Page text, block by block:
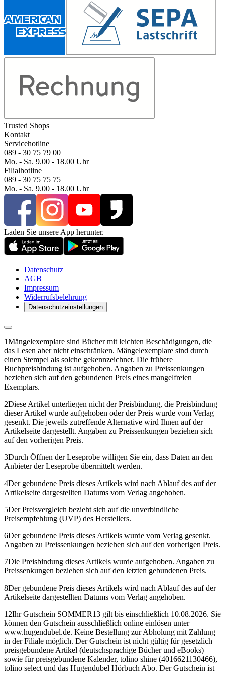
Trusted Shops
Kontakt
Servicehotline
089 - 30 75 79 00
Mo. - Sa. 9.00 - 18.00 Uhr
Filialhotline
089 - 30 75 75 75
Mo. - Sa. 9.00 - 18.00 Uhr
Laden Sie unsere App herunter.
Datenschutz
AGB
Impressum
Widerrufsbelehrung
Datenschutzeinstellungen
1Mängelexemplare sind Bücher mit leichten Beschädigungen, die
das Lesen aber nicht einschränken. Mängelexemplare sind durch
einen Stempel als solche gekennzeichnet. Die frühere
Buchpreisbindung ist aufgehoben. Angaben zu Preissenkungen
beziehen sich auf den gebundenen Preis eines mangelfreien
Exemplars.
2Diese Artikel unterliegen nicht der Preisbindung, die Preisbindung
dieser Artikel wurde aufgehoben oder der Preis wurde vom Verlag
gesenkt. Die jeweils zutreffende Alternative wird Ihnen auf der
Artikelseite dargestellt. Angaben zu Preissenkungen beziehen sich
auf den vorherigen Preis.
3Durch Öffnen der Leseprobe willigen Sie ein, dass Daten an den
Anbieter der Leseprobe übermittelt werden.
4Der gebundene Preis dieses Artikels wird nach Ablauf des auf der
Artikelseite dargestellten Datums vom Verlag angehoben.
5Der Preisvergleich bezieht sich auf die unverbindliche
Preisempfehlung (UVP) des Herstellers.
6Der gebundene Preis dieses Artikels wurde vom Verlag gesenkt.
Angaben zu Preissenkungen beziehen sich auf den vorherigen Preis.
7Die Preisbindung dieses Artikels wurde aufgehoben. Angaben zu
Preissenkungen beziehen sich auf den letzten gebundenen Preis.
8Der gebundene Preis dieses Artikels wird nach Ablauf des auf der
Artikelseite dargestellten Datums vom Verlag angehoben.
12Ihr Gutschein SOMMER13 gilt bis einschließlich 10.08.2026. Sie
können den Gutschein ausschließlich online einlösen unter
www.hugendubel.de. Keine Bestellung zur Abholung mit Zahlung
in der Filiale möglich. Der Gutschein ist nicht gültig für gesetzlich
preisgebundene Artikel (deutschsprachige Bücher und eBooks)
sowie für preisgebundene Kalender, tolino shine (4016621130466),
tolino select und das Hugendubel Hörbuch Abo. Der Gutschein ist